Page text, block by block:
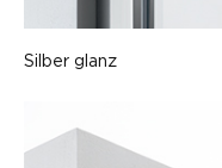
Silber glanz